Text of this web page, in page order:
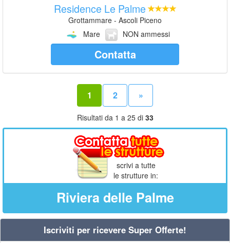
Residence Le Palme
Grottammare - Ascoli Piceno
Mare
NON ammessi
Contatta
1 2 »
Risultati da 1 a 25 di 33
scrivi a tutte
le strutture in:
Riviera delle Palme
Iscriviti per ricevere Super Offerte!